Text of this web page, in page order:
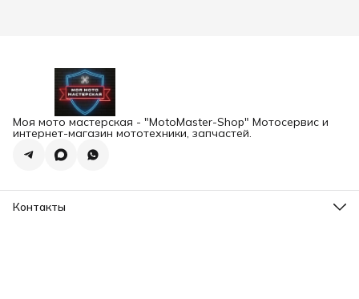
Моя мото мастерская - "MotoMaster-Shop" Мотосервис и
интернет-магазин мототехники, запчастей.
Контакты